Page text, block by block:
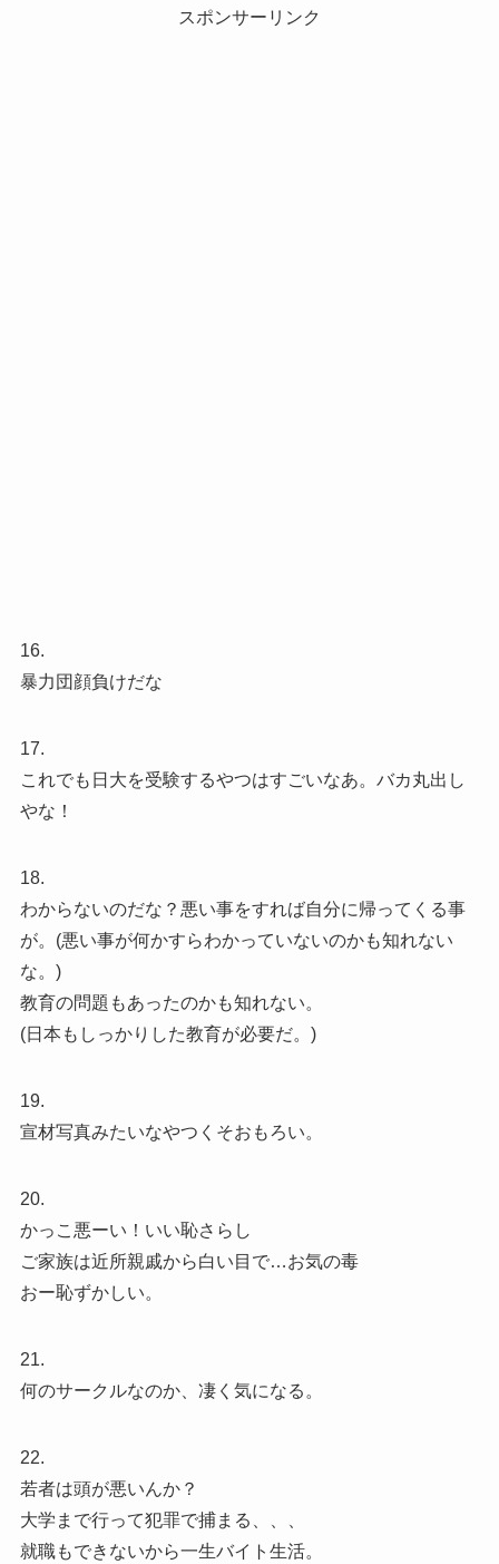
スポンサーリンク
16.
暴力団顔負けだな
17.
これでも日大を受験するやつはすごいなあ。バカ丸出し
やな！
18.
わからないのだな？悪い事をすれば自分に帰ってくる事
が。(悪い事が何かすらわかっていないのかも知れない
な。)
教育の問題もあったのかも知れない。
(日本もしっかりした教育が必要だ。)
19.
宣材写真みたいなやつくそおもろい。
20.
かっこ悪ーい！いい恥さらし
ご家族は近所親戚から白い目で…お気の毒
おー恥ずかしい。
21.
何のサークルなのか、凄く気になる。
22.
若者は頭が悪いんか？
大学まで行って犯罪で捕まる、、、
就職もできないから一生バイト生活。